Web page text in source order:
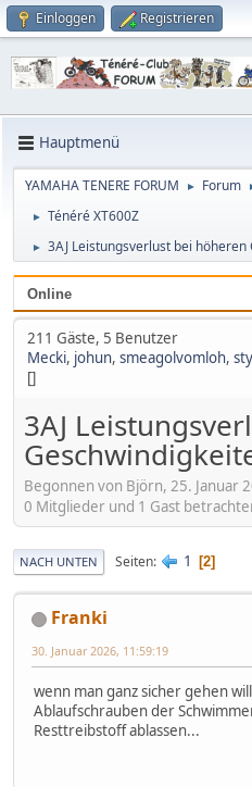
Einloggen Registrieren
Hauptmenü
YAMAHA TENERE FORUM ► Forum
► Ténéré XT600Z
► 3AJ Leistungsverlust bei
Online
211 Gäste, 5 Benutzer
Mecki, johun, smeagolvomloh,
[]
3AJ
Begonnen von Björn, 25. Januar
0 Mitglieder und 1 Gast
NACH UNTEN Seiten 1 2
Franki
30. Januar 2026, 11:59:19
wenn man ganz sicher gehen
Ablaufschrauben der
Resttreibstoff ablassen...